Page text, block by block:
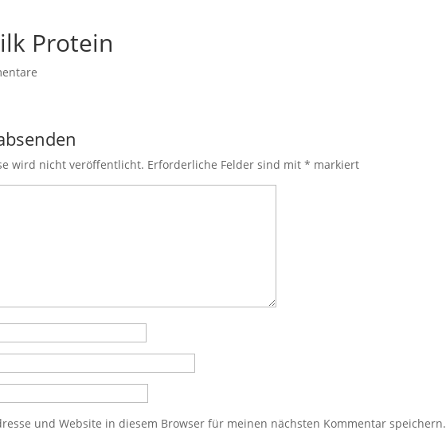
Protein
wird nicht veröffentlicht. Erforderliche Felder sind mit* markiert
und Website in diesem Browser für meinen nächsten Kommentar speichern.